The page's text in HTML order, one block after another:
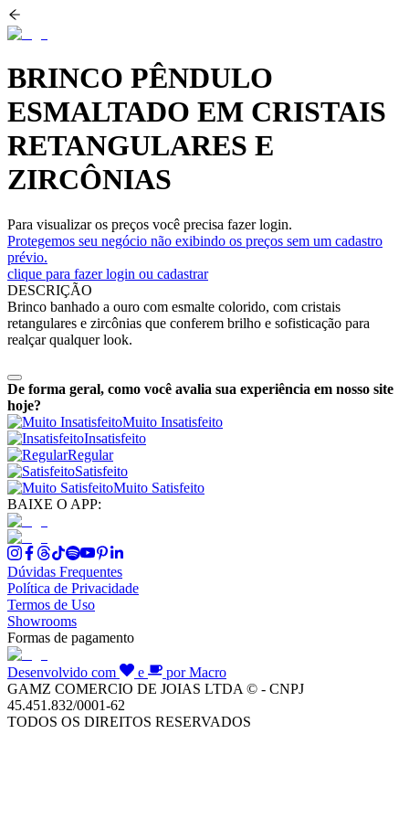
BRINCO PÊNDULO
ESMALTADO EM CRISTAIS
RETANGULARES E
ZIRCÔNIAS
Para visualizar os preços você precisa fazer login.
Protegemos seu negócio não exibindo os preços sem um cadastro
prévio.
clique para fazer login ou cadastrar
DESCRIÇÃO
Brinco banhado a ouro com esmalte colorido, com cristais
retangulares e zircônias que conferem brilho e sofisticação para
realçar qualquer look.
De forma geral, como você avalia sua experiência em nosso site
hoje?
Muito Insatisfeito
Insatisfeito
Regular
Satisfeito
Muito Satisfeito
BAIXE O APP:
Dúvidas Frequentes
Política de Privacidade
Termos de Uso
Showrooms
Formas de pagamento
Desenvolvido com e
por Macro
GAMZ COMERCIO DE JOIAS LTDA © - CNPJ
45.451.832/0001-62
TODOS OS DIREITOS RESERVADOS